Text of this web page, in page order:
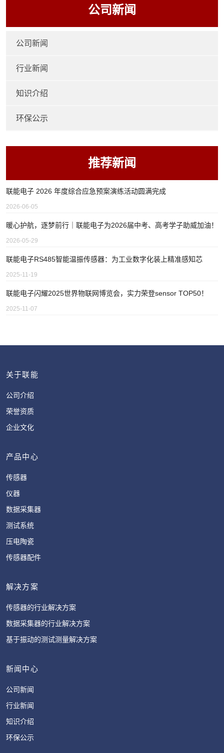
公司新闻
公司新闻
行业新闻
知识介绍
环保公示
推荐新闻
联能电子 2026 年度综合应急预案演练活动圆满完成
2026-06-05
暖心护航，逐梦前行｜联能电子为2026届中考、高考学子助威加油！
2026-05-29
联能电子RS485智能温振传感器：为工业数字化装上精准感知芯
2025-11-19
联能电子闪耀2025世界物联网博览会，实力荣登sensor TOP50！
2025-11-07
关于联能
公司介绍
荣誉资质
企业文化
产品中心
传感器
仪器
数据采集器
测试系统
压电陶瓷
传感器配件
解决方案
传感器的行业解决方案
数据采集器的行业解决方案
基于振动的测试测量解决方案
新闻中心
公司新闻
行业新闻
知识介绍
环保公示